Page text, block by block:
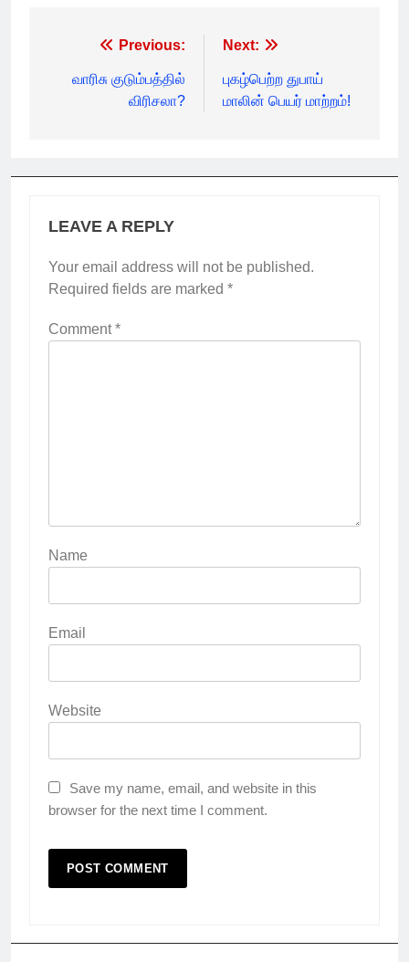
navigation
Previous:
வாரிசு குடும்பத்தில்
விரிசலா?
Next:
புகழ்பெற்ற துபாய்
மாலின் பெயர் மாற்றம்!
LEAVE A REPLY
Your email address will not be published.
Required fields are marked *
Comment*
Name
Email
Website
Save my name, email, and website in this
browser for the next time I comment.